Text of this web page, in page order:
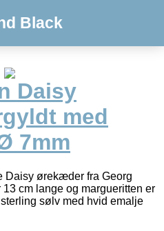
Black
Daisy
med
7mm
Daisy ørekæder fra Georg
cm lange og margueritten er
sølv med hvid emalje